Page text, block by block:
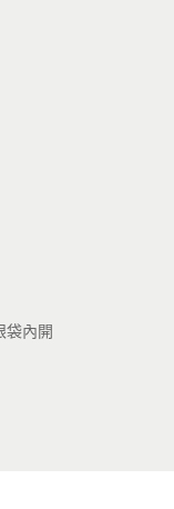
袋內開